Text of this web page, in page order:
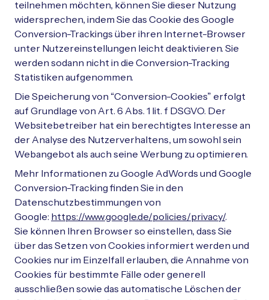
teilnehmen möchten, können Sie dieser Nutzung
widersprechen, indem Sie das Cookie des Google
Conversion-Trackings über ihren Internet-Browser
unter Nutzereinstellungen leicht deaktivieren. Sie
werden sodann nicht in die Conversion-Tracking
Statistiken aufgenommen.
Die Speicherung von “Conversion-Cookies” erfolgt
auf Grundlage von Art. 6 Abs. 1 lit. f DSGVO. Der
Websitebetreiber hat ein berechtigtes Interesse an
der Analyse des Nutzerverhaltens, um sowohl sein
Webangebot als auch seine Werbung zu optimieren.
Mehr Informationen zu Google AdWords und Google
Conversion-Tracking finden Sie in den
Datenschutzbestimmungen von
Google: https://www.google.de/policies/privacy/.
Sie können Ihren Browser so einstellen, dass Sie
über das Setzen von Cookies informiert werden und
Cookies nur im Einzelfall erlauben, die Annahme von
Cookies für bestimmte Fälle oder generell
ausschließen sowie das automatische Löschen der